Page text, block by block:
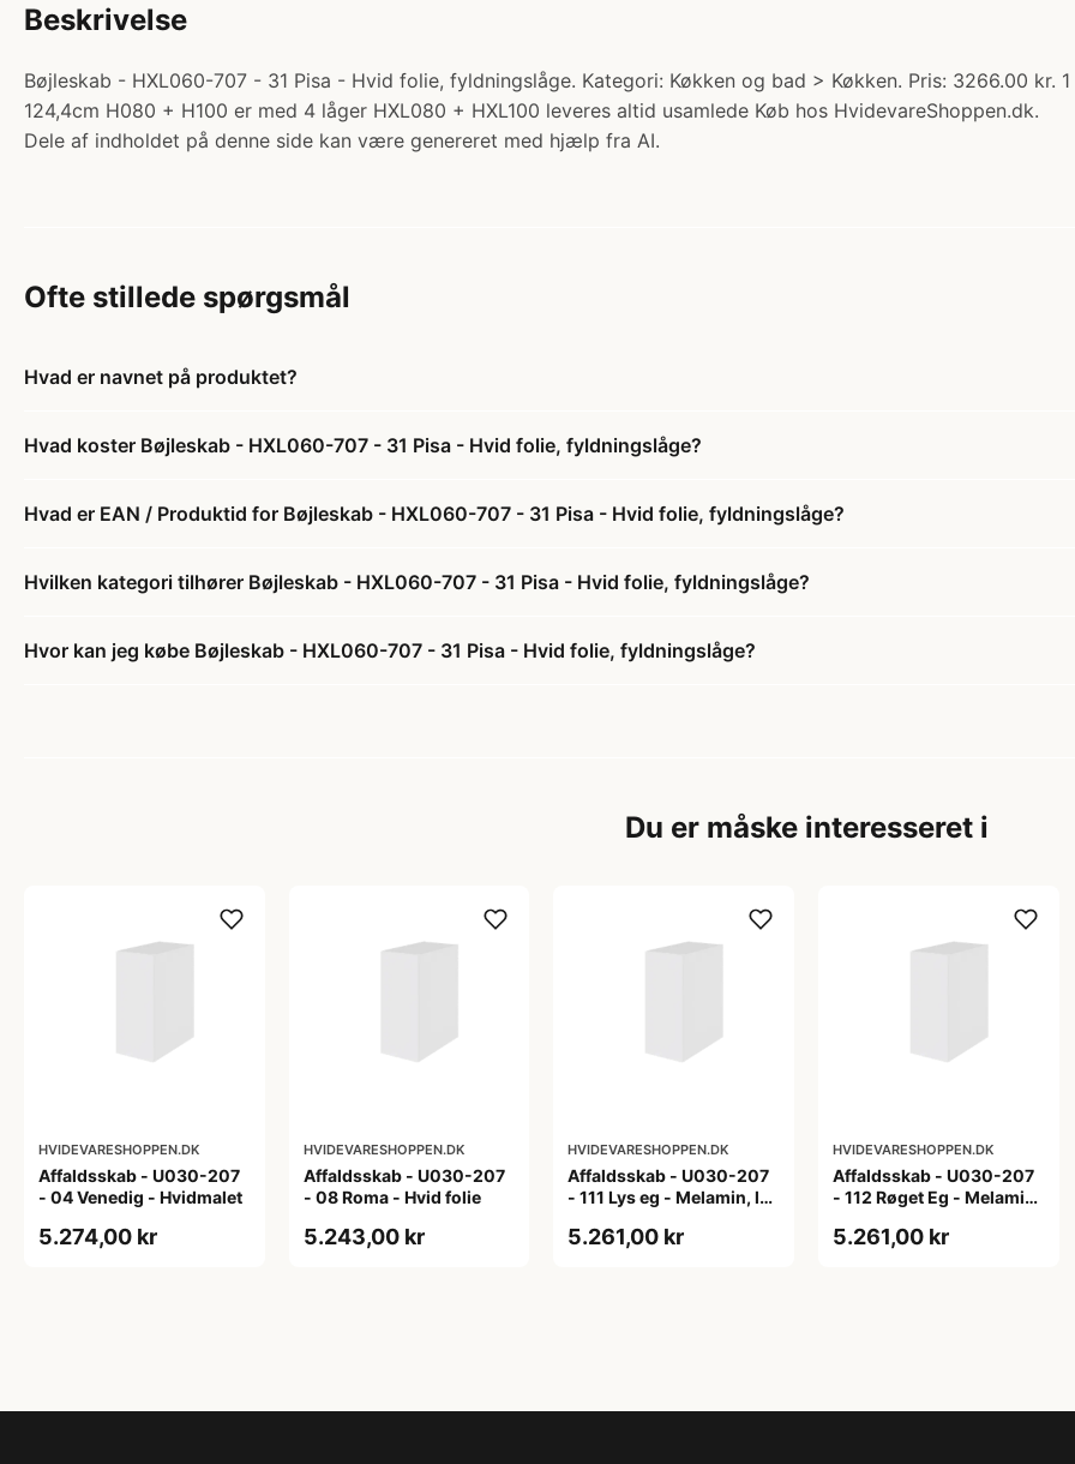
Beskrivelse
Bøjleskab - HXL060-707 - 31 Pisa - Hvid folie, fyldningslåge. Kategori: Køkken og bad > Køkken. Pris: 3266.00 kr.
124,4cm H080 + H100 er med 4 låger HXL080 + HXL100 leveres altid usamlede Køb hos HvidevareShoppen.dk.
Dele af indholdet på denne side kan være genereret med hjælp fra AI.
Ofte stillede spørgsmål
Hvad er navnet på produktet?
Hvad koster Bøjleskab - HXL060-707 - 31 Pisa - Hvid folie, fyldningslåge?
Hvad er EAN / Produktid for Bøjleskab - HXL060-707 - 31 Pisa - Hvid folie, fyldningslåge?
Hvilken kategori tilhører Bøjleskab - HXL060-707 - 31 Pisa - Hvid folie, fyldningslåge?
Hvor kan jeg købe Bøjleskab - HXL060-707 - 31 Pisa - Hvid folie, fyldningslåge?
Du er måske interesseret i
HVIDEVARESHOPPEN.DK
Affaldsskab - U030-207
- 04 Venedig - Hvidmalet
5.274,00 kr
HVIDEVARESHOPPEN.DK
Affaldsskab - U030-207
- 08 Roma - Hvid folie
5.243,00 kr
HVIDEVARESHOPPEN.DK
Affaldsskab - U030-207
- 111 Lys eg - Melamin, lys
5.261,00 kr
HVIDEVARESHOPPEN.DK
Affaldsskab - U030-207
- 112 Røget Eg - Melamin,
5.261,00 kr